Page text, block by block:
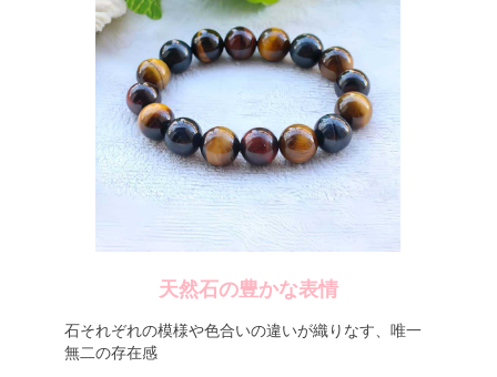
天然石の豊かな表情
石それぞれの模様や色合いの違いが織りなす、唯一
無二の存在感